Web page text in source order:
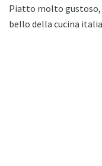
Piatto molto gustoso,
bello della cucina